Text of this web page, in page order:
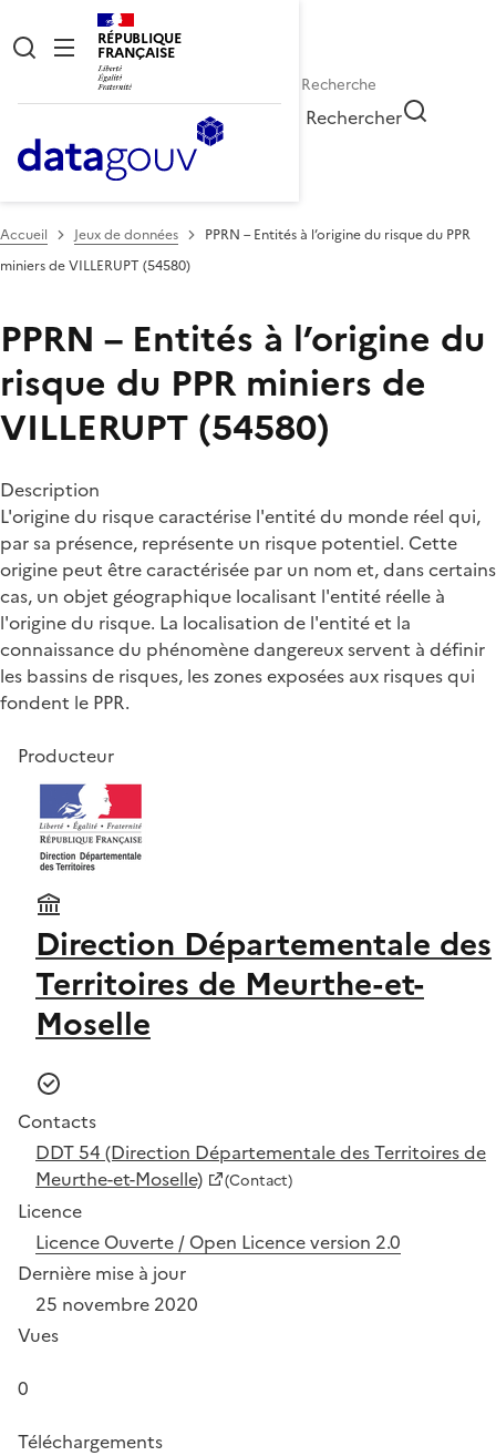
RÉPUBLIQUE
FRANÇAISE
Rechercher
Accueil Jeux de données
PPRN – Entités à l’origine du risque du PPR
miniers de VILLERUPT (54580)
PPRN – Entités à l’origine du
risque du PPR miniers de
VILLERUPT (54580)
Description
L'origine du risque caractérise l'entité du monde réel qui,
par sa présence, représente un risque potentiel. Cette
origine peut être caractérisée par un nom et, dans certains
cas, un objet géographique localisant l'entité réelle à
l'origine du risque. La localisation de l'entité et la
connaissance du phénomène dangereux servent à définir
les bassins de risques, les zones exposées aux risques qui
fondent le PPR.
Producteur
Direction Départementale des
Territoires de Meurthe-et-
Moselle
Contacts
DDT 54 (Direction Départementale des Territoires de
Meurthe-et-Moselle)
(Contact)
Licence
Licence Ouverte / Open Licence version 2.0
Dernière mise à jour
25 novembre 2020
Vues
0
Téléchargements